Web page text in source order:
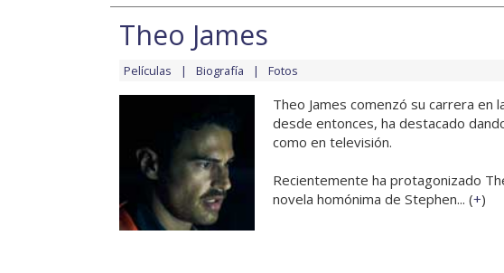
Theo James
Películas Biografía Fotos
Theo James comenzó su carrera en
desde entonces, ha destacado
como en televisión.
Recientemente ha protagonizado
novela homónima de Stephen... (+)